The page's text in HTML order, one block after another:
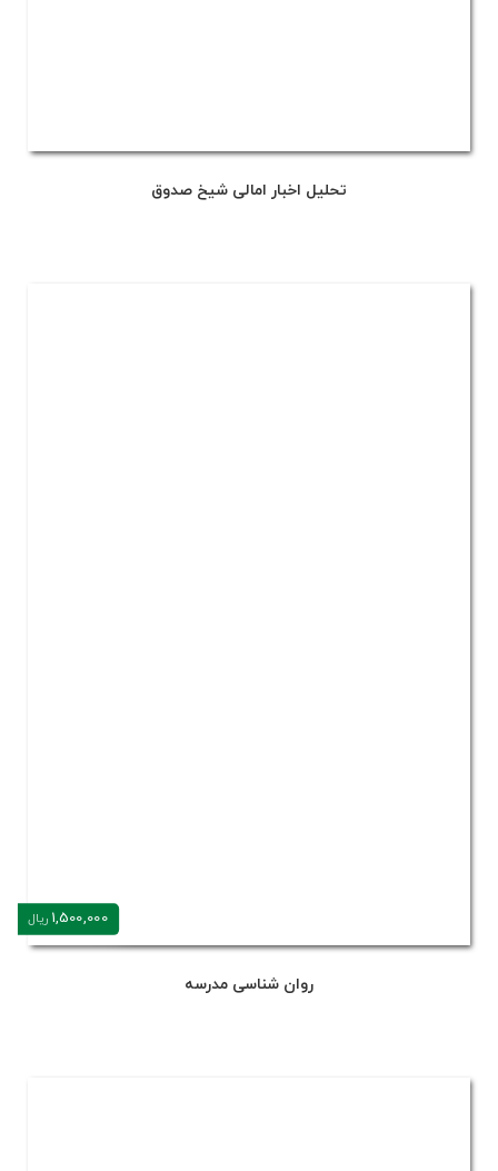
تحلیل اخبار امالی شیخ صدوق
1,500,000 ریال
روان شناسی مدرسه